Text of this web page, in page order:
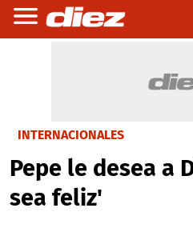
INTERNACIONALES
Pepe le desea a
sea feliz'